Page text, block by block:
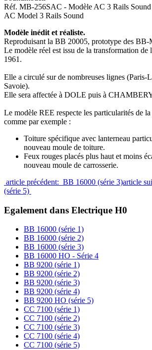
Réf. MB-256SAC - Modèle AC 3 Rails
AC Model 3 Rails Sound
Modèle inédit et réaliste.
Reproduisant la BB 20005, prototype des
Le modèle réel est issu de la transformation de
1961.
Elle a circulé sur de nombreuses lignes (Paris-
Savoie).
Elle sera affectée à DOLE puis à
Le modèle REE respecte les particularités de
comme par exemple :
Toiture spécifique avec lanterneau
nouveau moule de toiture.
Feux rouges placés plus haut et moins
nouveau moule de carrosserie.
article précédent: BB 16000 (série 3)article
(série 5)
Egalement dans Electrique H0
BB 16000 (série 1)
BB 16000 (série 2)
BB 16000 (série 3)
BB 16000 HO - Série 4
BB 9200 (série 1)
BB 9200 (série 2)
BB 9200 (série 3)
BB 9200 (série 4)
BB 9200 HO (série 5)
CC 7100 (série 1)
CC 7100 (série 2)
CC 7100 (série 3)
CC 7100 (série 4)
CC 7100 (série 5)